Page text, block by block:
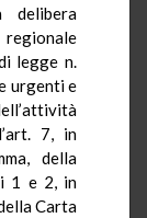
delibera
regionale
legge n.
urgenti e
7, in
della
1 e 2, in
Carta